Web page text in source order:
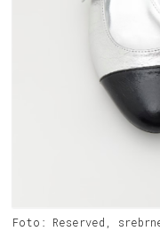
Foto: Reserved,